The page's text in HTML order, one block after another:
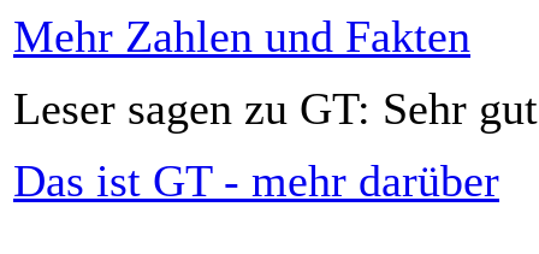
Mehr Zahlen und Fakten
Leser sagen zu GT: Sehr
Das ist GT - mehr darüber